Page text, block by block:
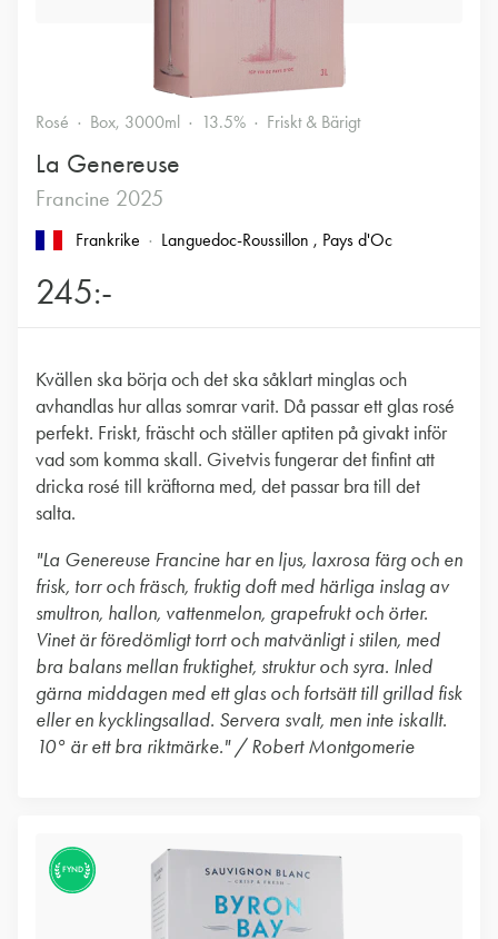
Rosé Box, 3000ml 13.5% Friskt & Bärigt
La Genereuse
Francine 2025
Frankrike Languedoc-Roussillon , Pays d'Oc
245:-
Kvällen ska börja och det ska såklart minglas och
avhandlas hur allas somrar varit. Då passar ett glas rosé
perfekt. Friskt, fräscht och ställer aptiten på givakt inför
vad som komma skall. Givetvis fungerar det finfint att
dricka rosé till kräftorna med, det passar bra till det
salta.
"La Genereuse Francine har en ljus, laxrosa färg och en
frisk, torr och fräsch, fruktig doft med härliga inslag av
smultron, hallon, vattenmelon, grapefrukt och örter.
Vinet är föredömligt torrt och matvänligt i stilen, med
bra balans mellan fruktighet, struktur och syra. Inled
gärna middagen med ett glas och fortsätt till grillad fisk
eller en kycklingsallad. Servera svalt, men inte iskallt.
10° är ett bra riktmärke." / Robert Montgomerie
FYND